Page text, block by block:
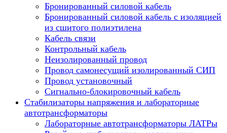
Бронированный силовой кабель
Бронированный силовой кабель с изоляцией
из сшитого полиэтилена
Кабель связи
Контрольный кабель
Неизолированный провод
Провод самонесущий изолированный СИП
Провод установочный
Сигнально-блокировочный кабель
Стабилизаторы напряжения и лабораторные
автотрансформаторы
Лабораторные автотрансформаторы ЛАТРы